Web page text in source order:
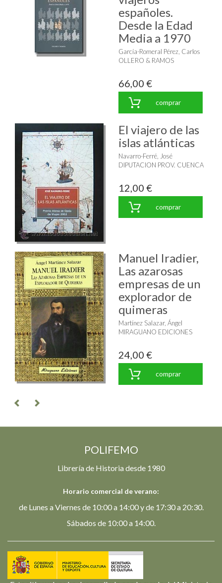
españoles.
Desde la Edad
Media a 1970
García-Romeral Pérez, Carlos
OLLERO & RAMOS
66,00 €
comprar
El viajero de las
islas atlánticas
Navarro-Ferré, José
DIPUTACION PROV. CUENCA
12,00 €
comprar
Manuel Iradier,
Las azarosas
empresas de un
explorador de
quimeras
Martínez Salazar, Ángel
MIRAGUANO EDICIONES
24,00 €
comprar
POLIFEMO
Librería de Historia desde 1980
Horario comercial de verano:
de Lunes a Viernes de 10:00 a 14:00 y de 17:30 a 20:30.
Sábados de 10:00 a 14:00.